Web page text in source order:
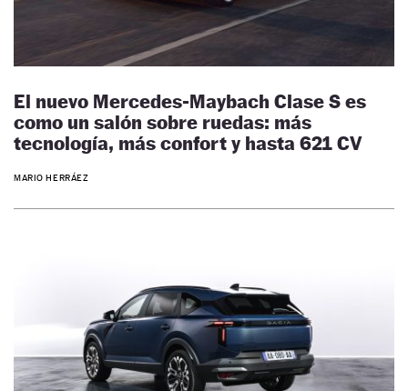
El nuevo Mercedes-Maybach Clase S es
como un salón sobre ruedas: más
tecnología, más confort y hasta 621 CV
MARIO HERRÁEZ